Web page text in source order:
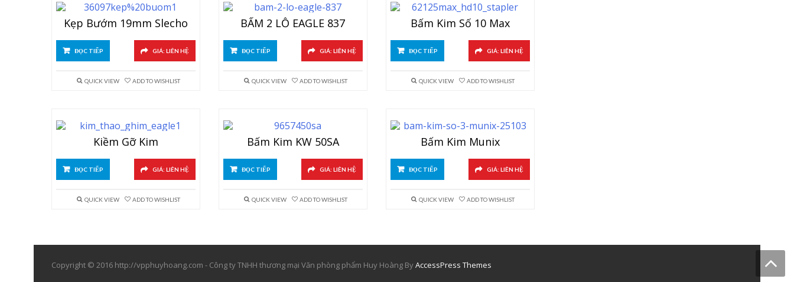
Kẹp Bướm 19mm Slecho
ĐỌC TIẾP GIÁ: LIÊN HỆ
QUICK VIEW ADD TO WISHLIST
BẤM 2 LỖ EAGLE 837
ĐỌC TIẾP GIÁ: LIÊN HỆ
QUICK VIEW ADD TO WISHLIST
Bấm Kim Số 10 Max
ĐỌC TIẾP GIÁ: LIÊN HỆ
QUICK VIEW ADD TO WISHLIST
Kiềm Gỡ Kim
ĐỌC TIẾP GIÁ: LIÊN HỆ
QUICK VIEW ADD TO WISHLIST
Bấm Kim KW 50SA
ĐỌC TIẾP GIÁ: LIÊN HỆ
QUICK VIEW ADD TO WISHLIST
Bấm Kim Munix
ĐỌC TIẾP GIÁ: LIÊN HỆ
QUICK VIEW ADD TO WISHLIST
Copyright © 2016 http://vpphuyhoang.com - Công ty TNHH thương mại Văn phòng phẩm Huy Hoàng ByAccessPress Themes